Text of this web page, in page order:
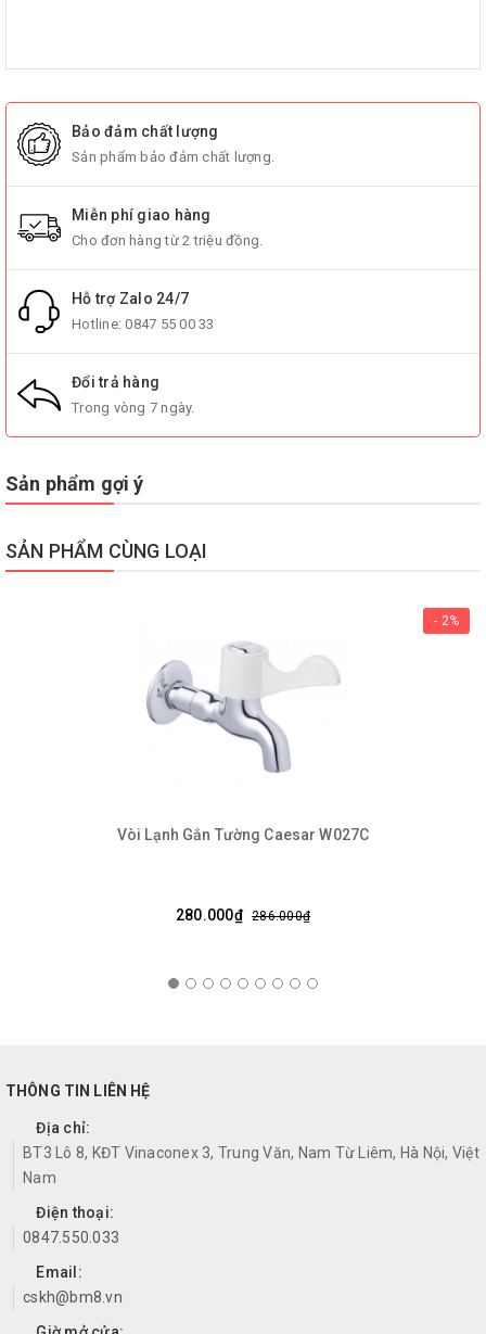
Bảo đảm chất lượng
Sản phẩm bảo đảm chất lượng.
Miễn phí giao hàng
Cho đơn hàng từ 2 triệu đồng.
Hỗ trợ Zalo 24/7
Hotline:0847 55 00 33
Đổi trả hàng
Trong vòng 7 ngày.
Sản phẩm gợi ý
SẢN PHẨM CÙNG LOẠI
- 2%
Vòi Lạnh Gắn Tường Caesar W027C
280.000₫ 286.000₫
THÔNG TIN LIÊN HỆ
Địa chỉ:
BT3 Lô 8, KĐT Vinaconex 3, Trung Văn, Nam Từ Liêm, Hà Nội, Việt
Nam
Điện thoại:
0847.550.033
Email:
cskh@bm8.vn